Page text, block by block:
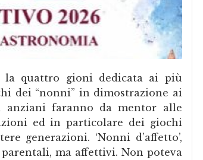
la quattro gioni dedicata ai più
dei “nonni” in dimostrazione ai
faranno da mentor alle
ed in particolare dei giochi
generazioni. ‘Nonni d’affetto’,
ma affettivi. Non poteva